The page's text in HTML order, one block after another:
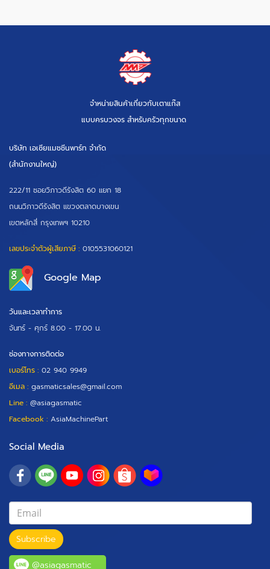
จำหน่ายสินค้าเกี่ยวกับเตาแก๊ส
แบบครบวงจร สำหรับครัวทุกขนาด
บริษัท เอเซียแมชชีนพาร์ท จำกัด
(สำนักงานใหญ่)
222/11 ซอยวิภาวดีรังสิต 60 แยก 18
ถนนวิภาวดีรังสิต แขวงตลาดบางเขน
เขตหลักสี่ กรุงเทพฯ 10210
เลขประจำตัวผู้เสียภาษี : 0105531060121
Google Map
วันและเวลาทำการ
จันทร์ - ศุกร์ 8.00 - 17.00 น.
ช่องทางการติดต่อ
เบอร์โทร : 02 940 9949
อีเมล : gasmaticsales@gmail.com
Line : @asiagasmatic
Facebook : AsiaMachinePart
Social Media
Subscribe
@asiagasmatic